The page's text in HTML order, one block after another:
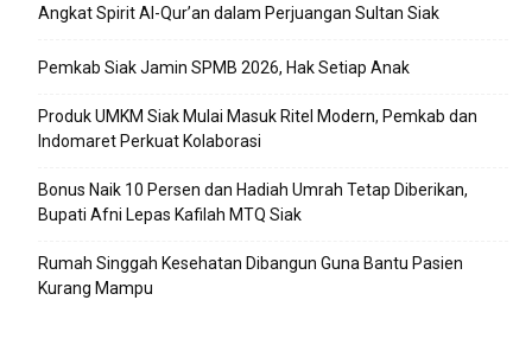
Angkat Spirit Al-Qur’an dalam Perjuangan Sultan Siak
Pemkab Siak Jamin SPMB 2026, Hak Setiap Anak
Produk UMKM Siak Mulai Masuk Ritel Modern, Pemkab dan
Indomaret Perkuat Kolaborasi
Bonus Naik 10 Persen dan Hadiah Umrah Tetap Diberikan,
Bupati Afni Lepas Kafilah MTQ Siak
Rumah Singgah Kesehatan Dibangun Guna Bantu Pasien
Kurang Mampu